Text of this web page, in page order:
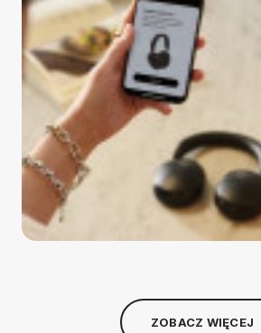
ZOBACZ WIĘCEJ